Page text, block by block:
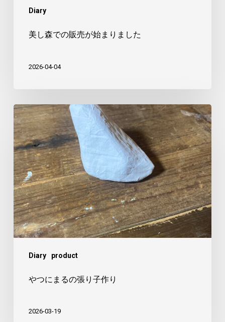
Diary
美し森での販売が始まりました
2026-04-04
Diary product
や
つ
に
ま
る
の
張
り
子
やつにまるの張り子作り
2026-03-19